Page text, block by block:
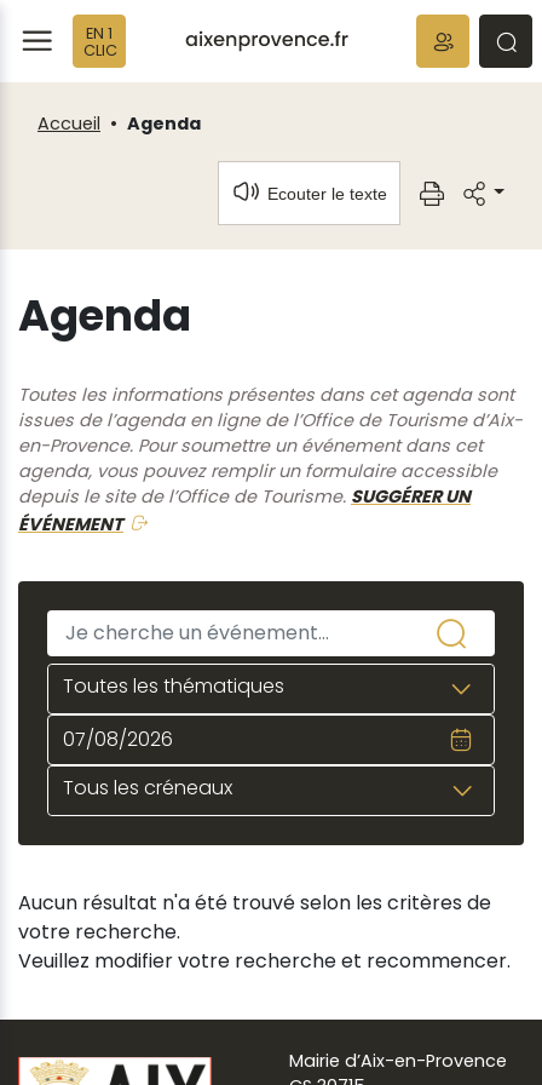
EN 1
CLIC
Accueil Agenda
Ecouter le texte
Agenda
Toutes les informations présentes dans cet agenda sont
issues de l’agenda en ligne de l’Office de Tourisme d’Aix-
en-Provence. Pour soumettre un événement dans cet
agenda, vous pouvez remplir un formulaire accessible
depuis le site de l’Office de Tourisme. SUGGÉRER UN
ÉVÉNEMENT
Toutes les thématiques
Tous les créneaux
Aucun résultat n'a été trouvé selon les critères de
votre recherche.
Veuillez modifier votre recherche et recommencer.
Mairie d’Aix-en-Provence
Fenêtre
de
chat
Panneau de gestion des cookies